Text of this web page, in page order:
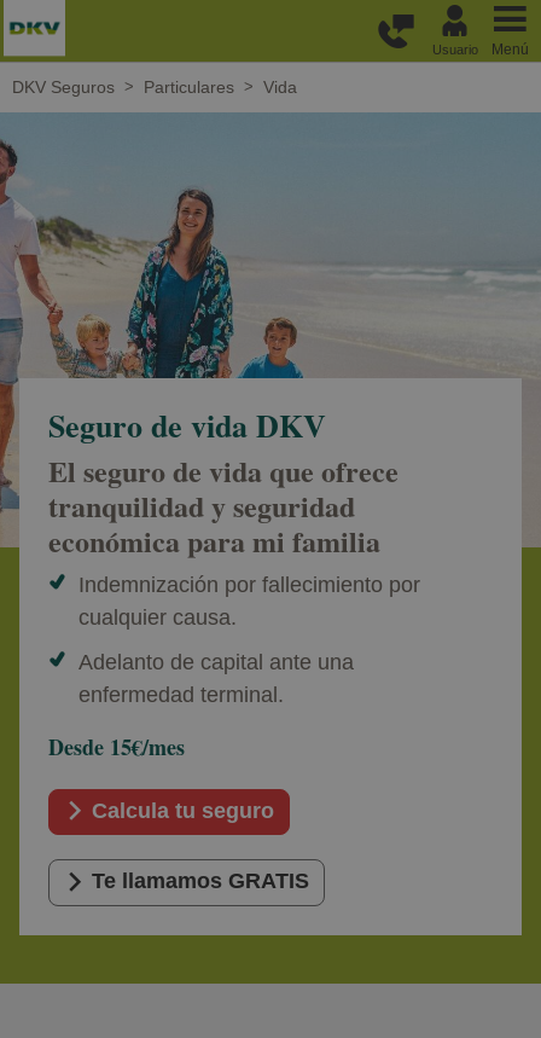
Usuario Menú
DKV Seguros Particulares Vida
Seguro de vida DKV
El seguro de vida que ofrece
tranquilidad y seguridad
económica para mi familia
Indemnización por fallecimiento por
cualquier causa.
Adelanto de capital ante una
enfermedad terminal.
Desde 15€/mes
Calcula tu seguro
Te llamamos GRATIS